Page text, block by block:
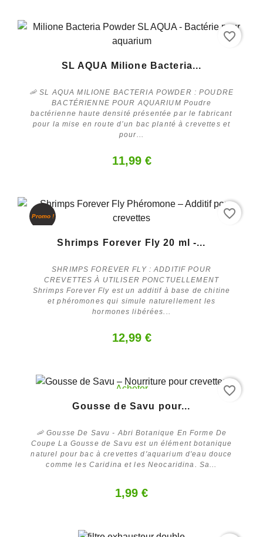
SL AQUA Milione Bacteria...
🦐 SL AQUA MILIONE BACTERIA POWDER : POUDRE
BACTÉRIENNE POUR AQUARIUM Poudre
bactérienne haute densité présentée par le fabricant
pour la mise en route d’un bac planté à crevettes et
pour...
11,99 €
favorite_border
Promo !
Shrimps Forever Fly 20 ml -...
SHRIMPS FOREVER FLY : ADDITIF POUR
CREVETTES À UTILISER PONCTUELLEMENT
Shrimps Forever Fly est un additif à base de chitine
et phéromones qui simule naturellement les
hormones libérées...
12,99 €
favorite_border
Acheter
Gousse de Savu pour...
🦐 Gousse De Savu - Abri Botanique En Forme De
Coupe La Gousse de Savu est un élément botanique
naturel pour bac à crevettes d'aquarium d'eau douce
comme les Caridina et les Neocaridina. Sa...
1,99 €
favorite_border